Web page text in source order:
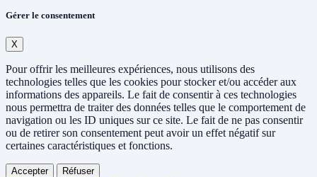
Gérer le consentement
X
Pour offrir les meilleures expériences, nous utilisons des
technologies telles que les cookies pour stocker et/ou accéder aux
informations des appareils. Le fait de consentir à ces technologies
nous permettra de traiter des données telles que le comportement de
navigation ou les ID uniques sur ce site. Le fait de ne pas consentir
ou de retirer son consentement peut avoir un effet négatif sur
certaines caractéristiques et fonctions.
Accepter Réfuser